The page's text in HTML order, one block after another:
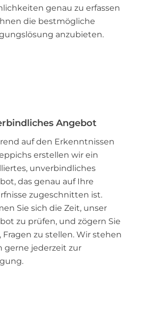
genau zu erfassen
die bestmögliche
anzubieten.
Angebot
auf den Erkenntnissen
erstellen wir ein
unverbindliches
das genau auf Ihre
zugeschnitten ist.
Sie sich die Zeit, unser
zu prüfen, und zögern Sie
Fragen zu stellen. Wir stehen
gerne jederzeit zur